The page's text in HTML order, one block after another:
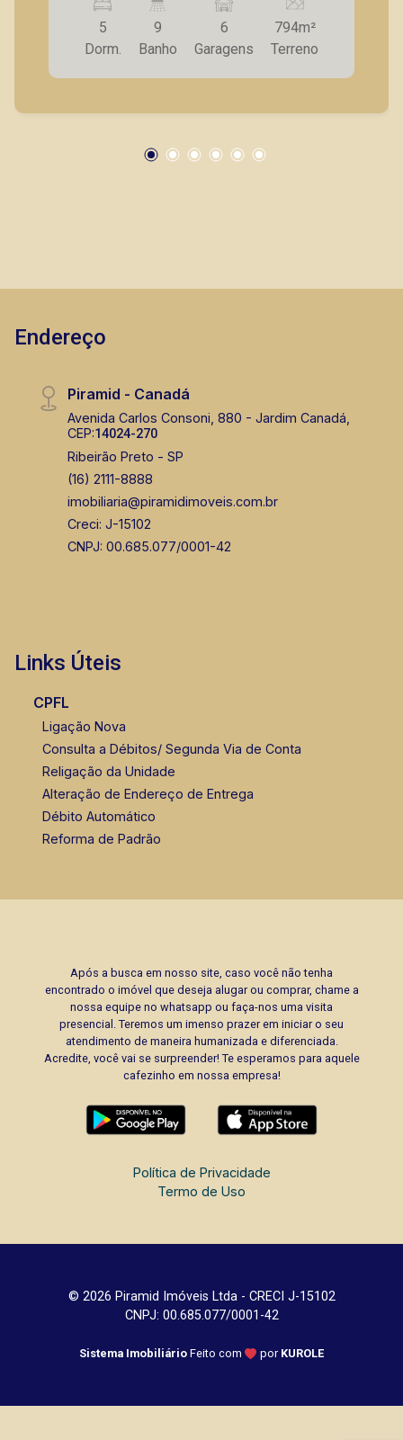
Escritório; - Cozinha com armários; - Copa; -
Despensa; - Área de serviço; - Banheiro e quarto
de serviços; - Área de lazer com piscina,
churrasqueira e vestiário; - Jardim; - Quintal; - 6
Nova Aliança, Jardim Botânico, Jardim Canadá,
farmácias, escolas, além de pontos comerciais
5
Dorm.
9
Banho
6
Garagens
794m²
Terreno
Endereço
Piramid - Canadá
Avenida Carlos Consoni, 880 - Jardim Canadá,
CEP:14024-270
Ribeirão Preto - SP
(16) 2111-8888
imobiliaria@piramidimoveis.com.br
Creci: J-15102
CNPJ: 00.685.077/0001-42
Links Úteis
CPFL
Ligação Nova
Consulta a Débitos/ Segunda Via de Conta
Religação da Unidade
Alteração de Endereço de Entrega
Débito Automático
Reforma de Padrão
Após a busca em nosso site, caso você não tenha
encontrado o imóvel que deseja alugar ou comprar, chame a
nossa equipe no whatsapp ou faça-nos uma visita
presencial. Teremos um imenso prazer em iniciar o seu
atendimento de maneira humanizada e diferenciada.
Acredite, você vai se surpreender! Te esperamos para aquele
cafezinho em nossa empresa!
Política de Privacidade
Termo de Uso
© 2026 Piramid Imóveis Ltda - CRECI J-15102
CNPJ: 00.685.077/0001-42
Sistema Imobiliário Feito com por KUROLE